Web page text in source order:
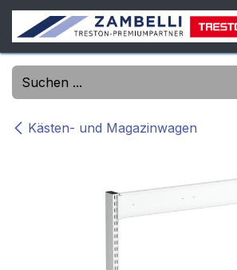
Zum Inhalt springen
Kästen- und Magazinwagen